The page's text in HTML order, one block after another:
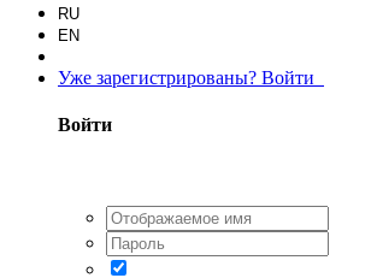
RU
EN
Уже зарегистрированы? Войти
Войти